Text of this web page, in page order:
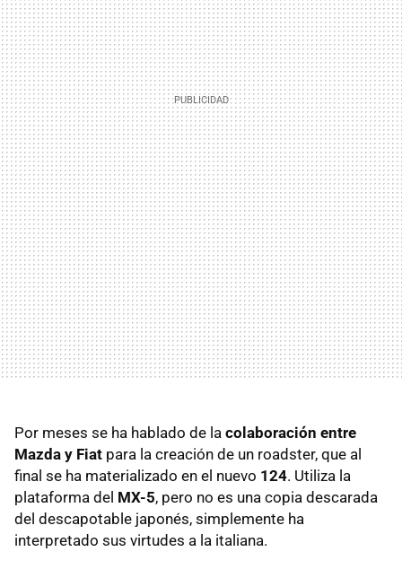
Por meses se ha hablado de la colaboración entre
Mazda y Fiat para la creación de un roadster, que al
final se ha materializado en el nuevo 124. Utiliza la
plataforma del MX-5, pero no es una copia descarada
del descapotable japonés, simplemente ha
interpretado sus virtudes a la italiana.